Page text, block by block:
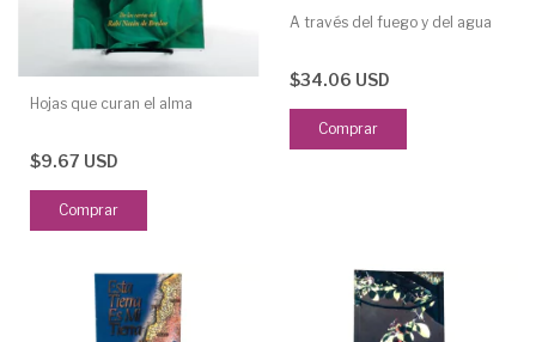
Hojas que curan el alma
$9.67 USD
A través del fuego y del agua
$34.06 USD